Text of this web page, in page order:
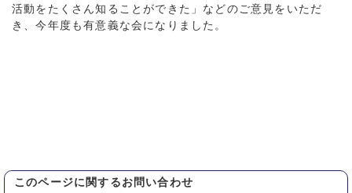
活動をたくさん知ることができた」などのご意見をいただ
き、今年度も有意義な会になりました。
このページに関する お問い合わせ